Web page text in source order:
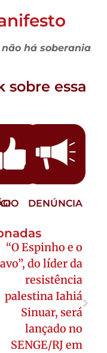
não há soberania
sobre essa
DENÚNCIA
“O Espinho e o
do líder da
resistência
palestina Iahiá
Sinuar, será
lançado no
SENGE/RJ em